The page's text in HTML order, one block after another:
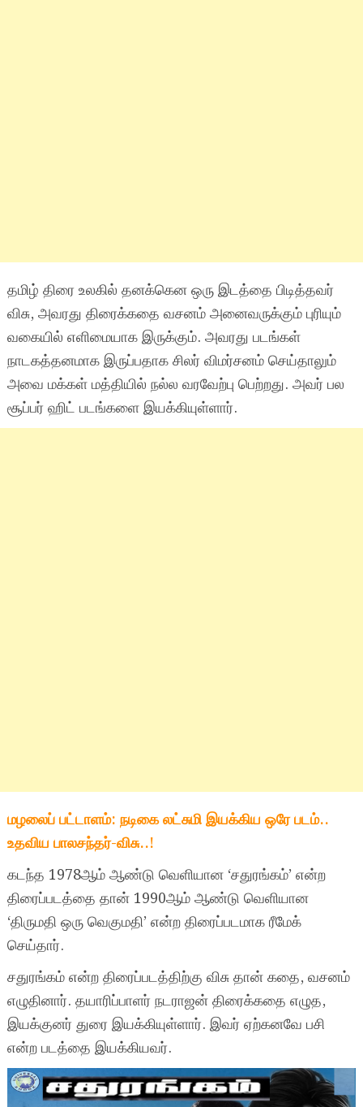
தமிழ் திரை உலகில் தனக்கென ஒரு இடத்தை பிடித்தவர்
விசு, அவரது திரைக்கதை வசனம் அனைவருக்கும் புரியும்
வகையில் எளிமையாக இருக்கும். அவரது படங்கள்
நாடகத்தனமாக இருப்பதாக சிலர் விமர்சனம் செய்தாலும்
அவை மக்கள் மத்தியில் நல்ல வரவேற்பு பெற்றது. அவர் பல
சூப்பர் ஹிட் படங்களை இயக்கியுள்ளார்.
மழலைப் பட்டாளம்: நடிகை லட்சுமி இயக்கிய ஒரே படம்..
உதவிய பாலசந்தர்-விசு..!
கடந்த 1978ஆம் ஆண்டு வெளியான ‘சதுரங்கம்’ என்ற
திரைப்படத்தை தான் 1990ஆம் ஆண்டு வெளியான
‘திருமதி ஒரு வெகுமதி’ என்ற திரைப்படமாக ரீமேக்
செய்தார்.
சதுரங்கம் என்ற திரைப்படத்திற்கு விசு தான் கதை, வசனம்
எழுதினார். தயாரிப்பாளர் நடராஜன் திரைக்கதை எழுத,
இயக்குனர் துரை இயக்கியுள்ளார். இவர் ஏற்கனவே பசி
என்ற படத்தை இயக்கியவர்.